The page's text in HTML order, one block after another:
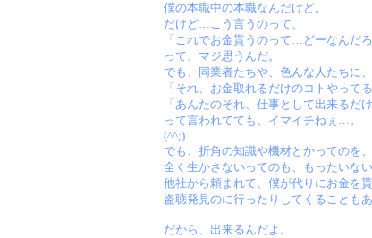
僕の本職中の本職なんだけど。
だけど…こう言うのって、
「これでお金貰うのって…どーなんだろ
って、マジ思うんだ。
でも、同業者たちや、色んな人たちに、
「それ、お金取れるだけのコトやって
「あんたのそれ、仕事として出来るだ
って言われてても、イマイチねぇ…。
(^^;)
でも、折角の知識や機材とかってのを、
全く生かさないってのも、もったいな
他社から頼まれて、僕が代りにお金を
盗聴発見のに行ったりしてくることもあ
だから、出来るんだよ。